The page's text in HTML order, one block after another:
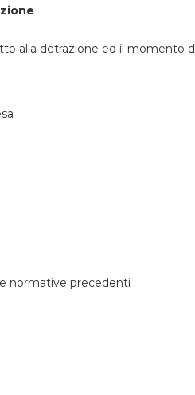
alla detrazione ed il momento
normative precedenti